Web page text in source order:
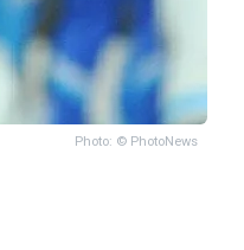
Photo: © PhotoNews